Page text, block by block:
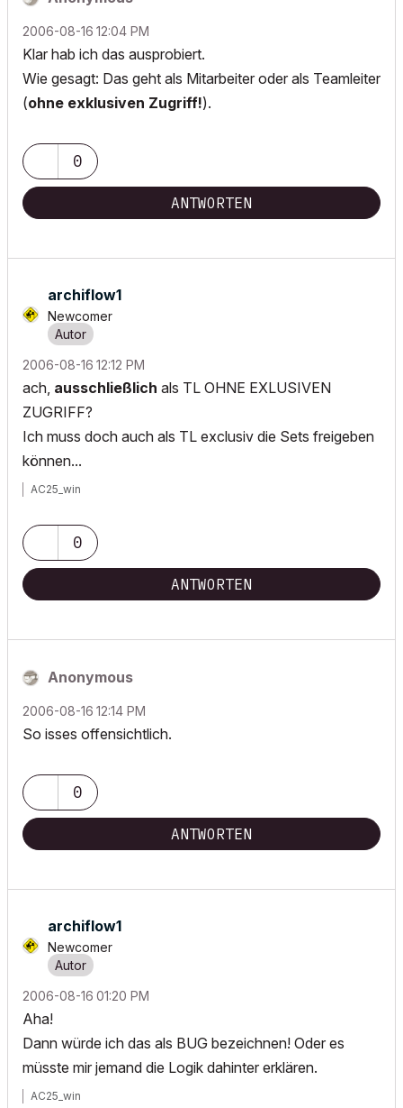
‎2006-08-16 12:04 PM
Klar hab ich das ausprobiert.
Wie gesagt: Das geht als Mitarbeiter oder als Teamleiter
(ohne exklusiven Zugriff!).
0
ANTWORTEN
archiflow1
Newcomer
‎2006-08-16 12:12 PM
ach, ausschließlich als TL OHNE EXLUSIVEN
ZUGRIFF?
Ich muss doch auch als TL exclusiv die Sets freigeben
können...
AC25_win
0
ANTWORTEN
Anonymous
‎2006-08-16 12:14 PM
So isses offensichtlich.
0
ANTWORTEN
archiflow1
Newcomer
‎2006-08-16 01:20 PM
Aha!
Dann würde ich das als BUG bezeichnen! Oder es
müsste mir jemand die Logik dahinter erklären.
AC25_win